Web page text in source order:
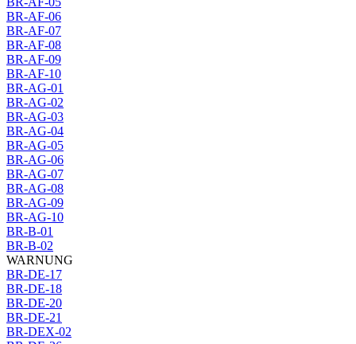
BR-AF-06
BR-AF-07
BR-AF-08
BR-AF-09
BR-AF-10
BR-AG-01
BR-AG-02
BR-AG-03
BR-AG-04
BR-AG-05
BR-AG-06
BR-AG-07
BR-AG-08
BR-AG-09
BR-AG-10
BR-B-01
BR-B-02
WARNUNG
BR-DE-17
BR-DE-18
BR-DE-20
BR-DE-21
BR-DEX-02